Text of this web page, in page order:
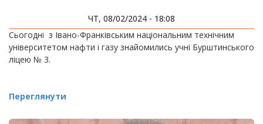
ЧТ, 08/02/2024 - 18:08
Сьогодні з Івано-Франківським національним технічним
університетом нафти і газу знайомились учні Бурштинського
ліцею № 3.
Переглянути